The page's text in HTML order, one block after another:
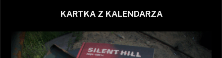
KARTKA Z KALENDARZA